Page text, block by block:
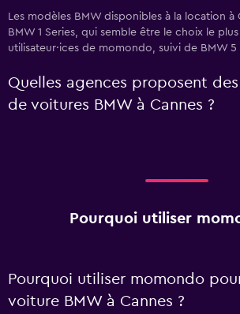
Les modèles BMW disponibles à la location à
BMW 1 Series, qui semble être le choix le
utilisateur·ices de momondo, suivi de BMW 5
Quelles agences proposent
de voitures BMW à Cannes ?
Pourquoi utiliser
Pourquoi utiliser momondo
voiture BMW à Cannes ?